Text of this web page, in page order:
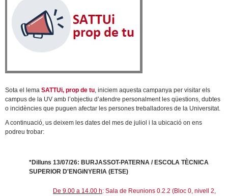
Sota el lemaSATTUi, prop de tu , iniciem aquesta campanya per visitar els
campus de la UV amb l’objectiu d’atendre personalment les qüestions, dubtes
o incidències que puguen afectar les persones treballadores de la Universitat.
A continuació, us deixem les dates del mes de juliol i la ubicació on ens
podreu trobar:
*Dilluns 13/07/26: BURJASSOT-PATERNA / ESCOLA TÈCNICA
SUPERIOR D'ENGiNYERIA (ETSE)
De 9.00 a 14.00 h: Sala de Reunions 0.2.2 (Bloc 0, nivell 2,